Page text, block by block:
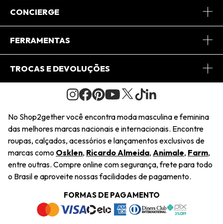
Sobre Nós
Journal
Saiu na Mídia
Sustentabilidade
Navegando
Termos e Condições
CONCIERGE
Central de Relacionamento
Regulamento e Promoções
FERRAMENTAS
Minha Conta
Pedido de Presente
Wishlist
TROCAS E DEVOLUÇÕES
Condições Gerais
Troca Fácil
Restituição de Pagamento
Dúvidas Frequentes
Termos e Condições
Política de Privacidade
No Shop2gether você encontra moda masculina e feminina
das melhores marcas nacionais e internacionais. Encontre
roupas, calçados, acessórios e lançamentos exclusivos de
marcas como Osklen, Ricardo Almeida, Animale, Farm,
entre outras. Compre online com segurança, frete para todo
o Brasil e aproveite nossas facilidades de pagamento.
FORMAS DE PAGAMENTO